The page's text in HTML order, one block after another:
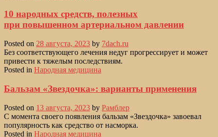
10 народных средств, полезных
при повышенном артериальном давлении
Posted on 28 августа, 2023 by 7dach.ru
Без соответствующего лечения недуг прогрессирует и может
привести к тяжелым последствиям.
Posted in Народная медицина
Бальзам «Звездочка»: варианты применения
Posted on 13 августа, 2023 by Рамблер
С момента своего появления бальзам «Звездочка» завоевал
популярность как средство от насморка.
Posted in Народная медицина